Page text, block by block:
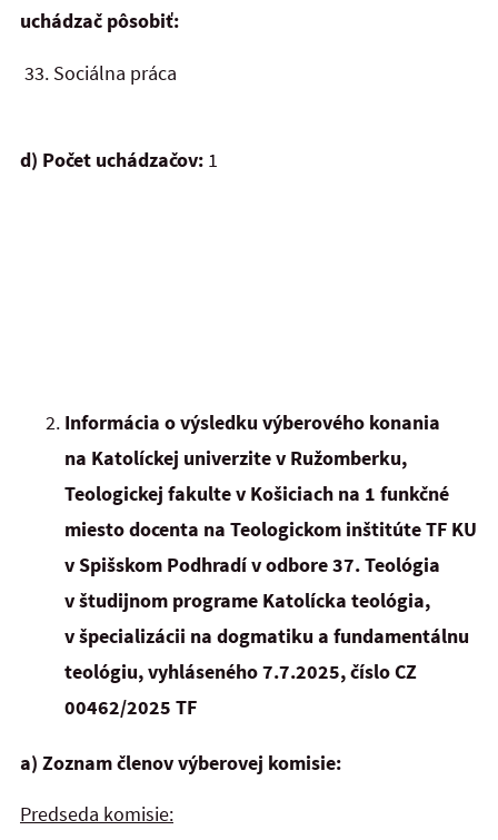
uchádzač pôsobiť:
33. Sociálna práca
d) Počet uchádzačov: 1
Informácia o výsledku výberového konania
na Katolíckej univerzite v Ružomberku,
Teologickej fakulte v Košiciach na 1 funkčné
miesto docenta na Teologickom inštitúte TF KU
v Spišskom Podhradí v odbore 37. Teológia
v študijnom programe Katolícka teológia,
v špecializácii na dogmatiku a fundamentálnu
teológiu, vyhláseného 7.7.2025, číslo CZ
00462/2025 TF
a) Zoznam členov výberovej komisie:
Predseda komisie: